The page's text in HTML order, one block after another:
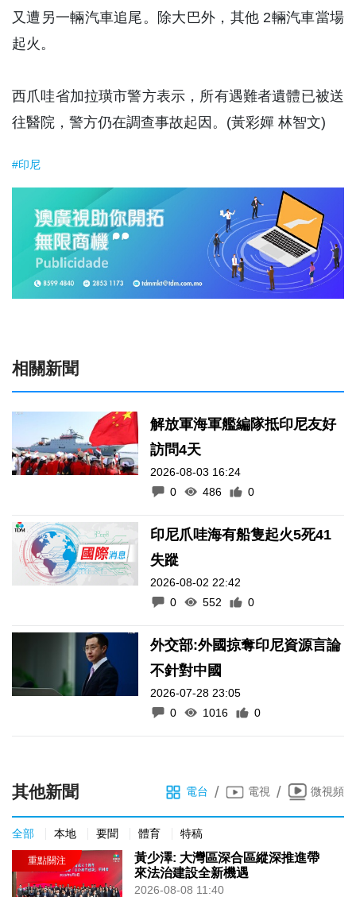
又遭另一輛汽車追尾。除大巴外，其他 2輛汽車當場
起火。
西爪哇省加拉璜市警方表示，所有遇難者遺體已被送
往醫院，警方仍在調查事故起因。(黃彩嬋 林智文)
#印尼
相關新聞
解放軍海軍艦編隊抵印尼友好
訪問4天
2026-08-03 16:24
0
486 0
印尼爪哇海有船隻起火5死41
失蹤
2026-08-02 22:42
0
552 0
外交部:外國掠奪印尼資源言論
不針對中國
2026-07-28 23:05
0
1016 0
其他新聞 電台 / 電視 / 微視頻
全部 本地 要聞 體育 特稿
黃少澤: 大灣區深合區縱深推進帶
來法治建設全新機遇
2026-08-08 11:40